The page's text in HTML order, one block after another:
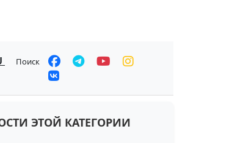
Поиск
ЭТОЙ КАТЕГОРИИ